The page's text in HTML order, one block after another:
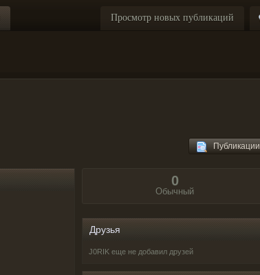
Просмотр новых публикаций
Публикации
0
Обычный
Друзья
J0RIK еще не добавил друзей